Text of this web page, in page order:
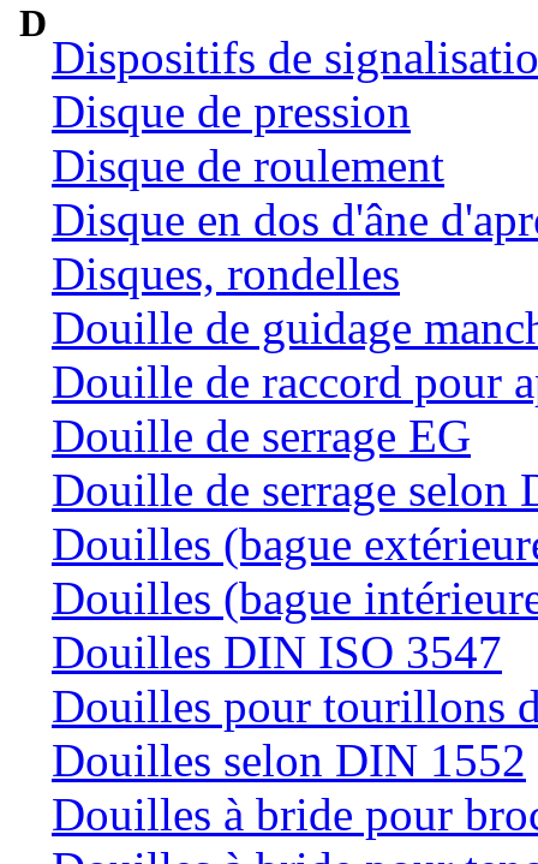
D
Dispositifs de
Disque de pression
Disque de roulement
Disque en dos d'âne
Disques, rondelles
Douille de guidage
Douille de raccord pour
Douille de serrage EG
Douille de serrage selon
Douilles (bague
Douilles (bague
Douilles DIN ISO 3547
Douilles pour tourillons
Douilles selon DIN 1552
Douilles à bride pour